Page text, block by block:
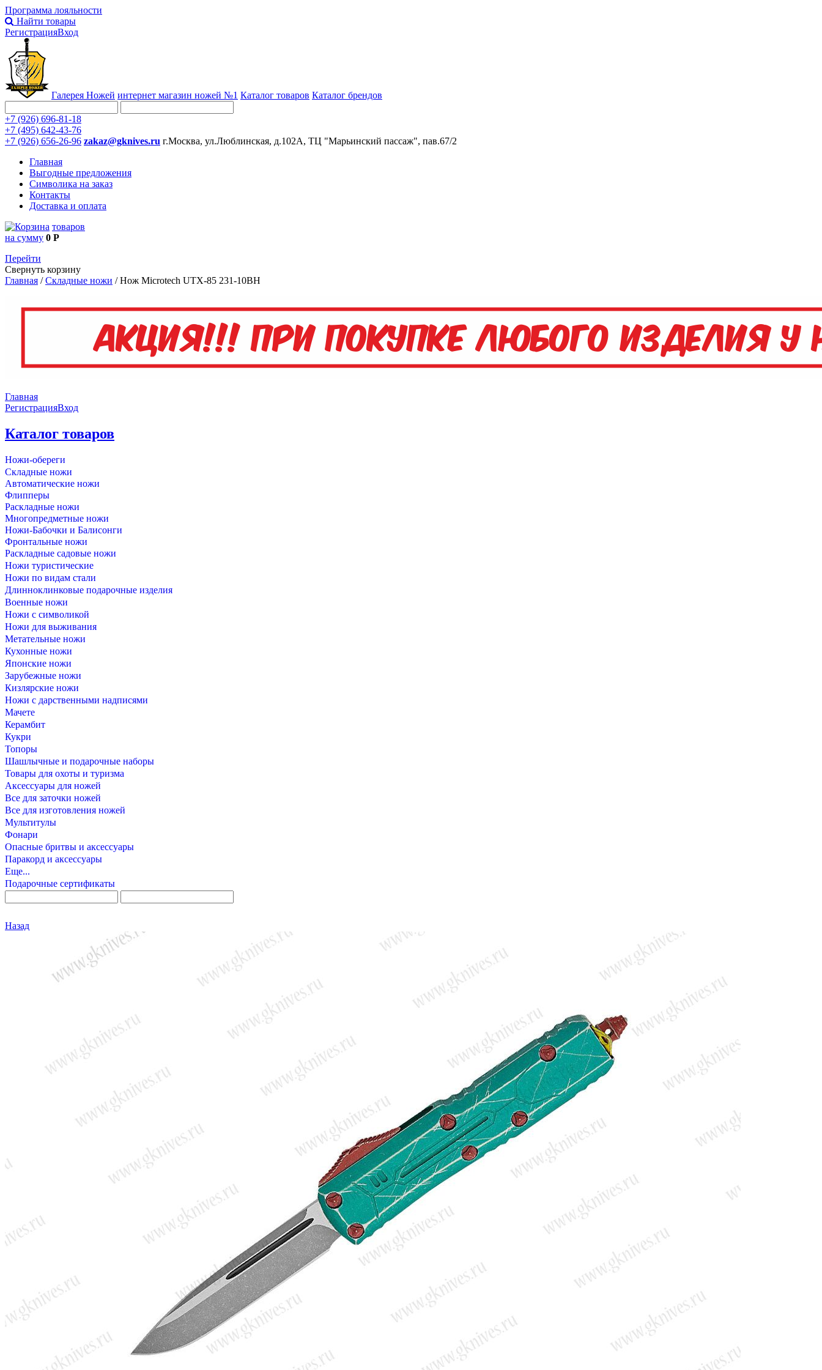
Программа лояльности
Найти товары
РегистрацияВход
Галерея Ножей интернет магазин ножей №1 Каталог товаров Каталог брендов
+7 (926) 696-81-18
+7 (495) 642-43-76
+7 (926) 656-26-96 zakaz@gknives.ru г.Москва, ул.Люблинская, д.102А, ТЦ "Марьинский пассаж", пав.67/2
Главная
Выгодные предложения
Символика на заказ
Контакты
Доставка и оплата
товаров
на сумму 0 Р
Перейти
Свернуть корзину
Главная /Складные ножи /Нож Microtech UTX-85 231-10BH
Главная
РегистрацияВход
Каталог товаров
Ножи-обереги
Складные ножи
Автоматические ножи
Флипперы
Раскладные ножи
Многопредметные ножи
Ножи-Бабочки и Балисонги
Фронтальные ножи
Раскладные садовые ножи
Ножи туристические
Ножи по видам стали
Длинноклинковые подарочные изделия
Военные ножи
Ножи с символикой
Ножи для выживания
Метательные ножи
Кухонные ножи
Японские ножи
Зарубежные ножи
Кизлярские ножи
Ножи с дарственными надписями
Мачете
Керамбит
Кукри
Топоры
Шашлычные и подарочные наборы
Товары для охоты и туризма
Аксессуары для ножей
Все для заточки ножей
Все для изготовления ножей
Мультитулы
Фонари
Опасные бритвы и аксессуары
Паракорд и аксессуары
Еще...
Подарочные сертификаты
Назад